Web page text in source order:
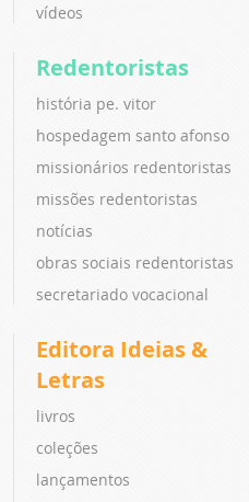
vídeos
Redentoristas
história pe. vitor
hospedagem santo afonso
missionários redentoristas
missões redentoristas
notícias
obras sociais redentoristas
secretariado vocacional
Editora Ideias &
Letras
livros
coleções
lançamentos